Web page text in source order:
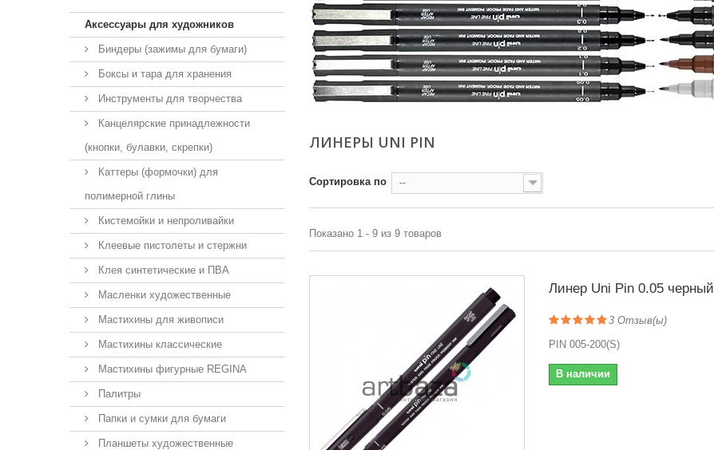
Аксессуары для художников
Биндеры (зажимы для бумаги)
Боксы и тара для хранения
Инструменты для творчества
Канцелярские принадлежности
(кнопки, булавки, скрепки)
Каттеры (формочки) для
полимерной глины
Кистемойки и непроливайки
Клеевые пистолеты и стержни
Клея синтетические и ПВА
Масленки художественные
Мастихины для живописи
Мастихины классические
Мастихины фигурные REGINA
Палитры
Папки и сумки для бумаги
Планшеты художественные
ЛИНЕРЫ UNI PIN
Сортировка по --
Показано 1 - 9 из 9 товаров
Линер Uni Pin 0.05 черный
3Отзыв(ы)
PIN 005-200(S)
В наличии